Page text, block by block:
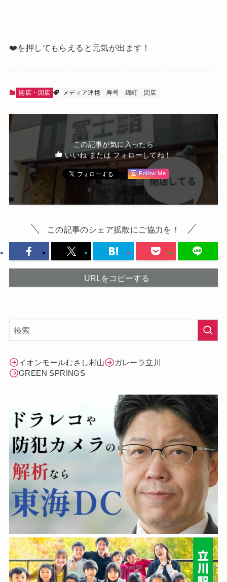
❤️を押してもらえると元気が出ます！
開店・閉店 メディア連携 寿司 錦町 閉店
この記事が気に入ったら
いいね または フォローしてね！
Follow Me
この記事のシェア拡散にご協力を！
URLをコピーする
イオンモールむさし村山
ガレーラ立川
GREEN SPRINGS